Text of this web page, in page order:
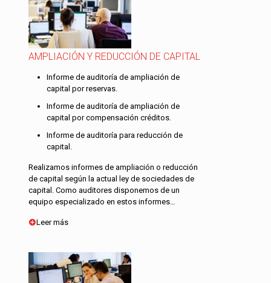
AMPLIACIÓN Y REDUCCIÓN DE CAPITAL
Informe de auditoría de ampliación de
capital por reservas.
Informe de auditoría de ampliación de
capital por compensación créditos.
Informe de auditoría para reducción de
capital.
Realizamos informes de ampliación o reducción
de capital según la actual ley de sociedades de
capital. Como auditores disponemos de un
equipo especializado en estos informes…
Leer más